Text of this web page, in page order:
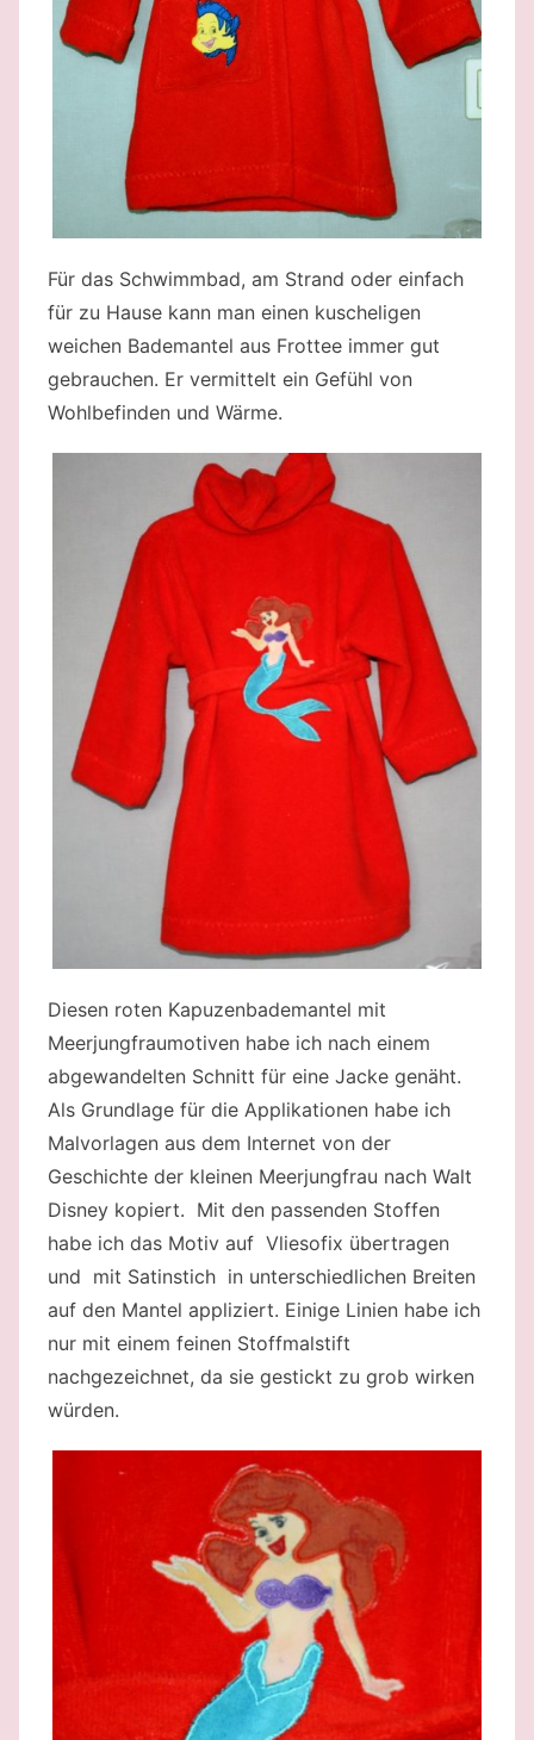
Für das Schwimmbad, am Strand oder einfach
für zu Hause kann man einen kuscheligen
weichen Bademantel aus Frottee immer gut
gebrauchen. Er vermittelt ein Gefühl von
Wohlbefinden und Wärme.
Diesen roten Kapuzenbademantel mit
Meerjungfraumotiven habe ich nach einem
abgewandelten Schnitt für eine Jacke genäht.
Als Grundlage für die Applikationen habe ich
Malvorlagen aus dem Internet von der
Geschichte der kleinen Meerjungfrau nach Walt
Disney kopiert. Mit den passenden Stoffen
habe ich das Motiv auf Vliesofix übertragen
und mit Satinstich in unterschiedlichen Breiten
auf den Mantel appliziert. Einige Linien habe ich
nur mit einem feinen Stoffmalstift
nachgezeichnet, da sie gestickt zu grob wirken
würden.